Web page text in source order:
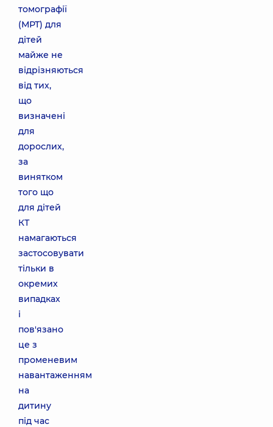
томографії
(МРТ) для
дітей
майже не
відрізняються
від тих,
що
визначені
для
дорослих,
за
винятком
того що
для дітей
КТ
намагаються
застосовувати
тільки в
окремих
випадках
і
пов'язано
це з
променевим
навантаженням
на
дитину
під час